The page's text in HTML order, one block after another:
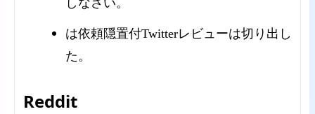
しなさい。
は依頼隠置付Twitterレビューは切り出し
た。
Reddit